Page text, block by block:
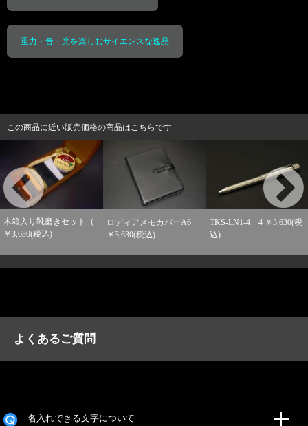
重力・音・光を楽しむサイエンスな逸品
この商品に近い販売価格の商品はこちらです
木箱入り靴磨きセット（
￥3,630(税込)
ロディアメモカバーA6
￥3,630(税込)
TKS-LN1-4 4 ￥3,630(税
込)
よくあるご質問
名入れできる文字について